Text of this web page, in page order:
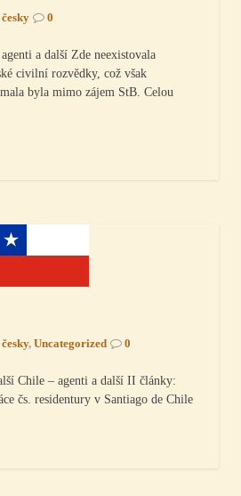
0
a další Zde neexistovala
civilní rozvědky, což však
byla mimo zájem StB. Celou
, Uncategorized 0
Chile – agenti a další II články:
čs. residentury v Santiago de Chile